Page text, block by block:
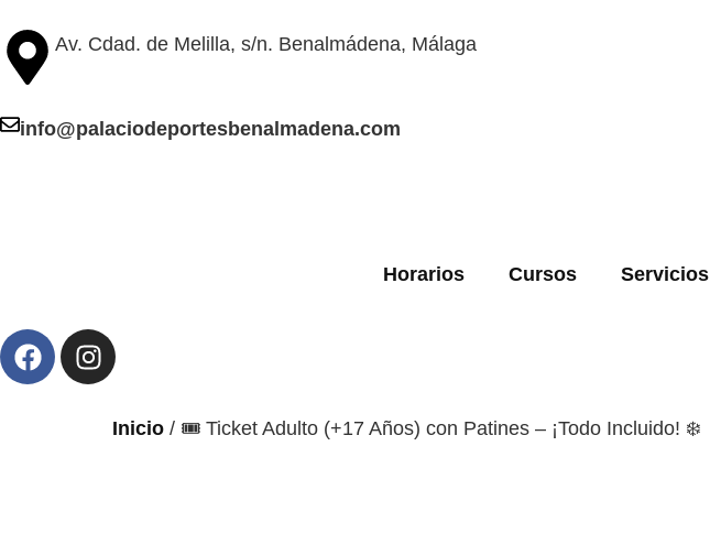
Av. Cdad. de Melilla, s/n. Benalmádena, Málaga
info@palaciodeportesbenalmadena.com
Horarios Cursos Servicios
Inicio / 🎟️ Ticket Adulto (+17 Años) con Patines – ¡Todo Incluido! ❄️